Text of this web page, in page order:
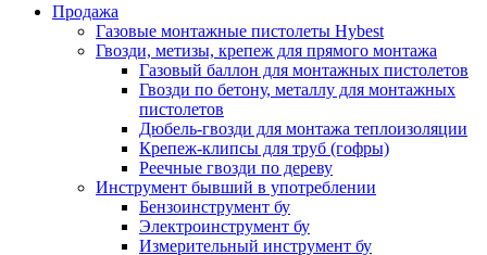
Продажа
Газовые монтажные пистолеты Hybest
Гвозди, метизы, крепеж для прямого монтажа
Газовый баллон для монтажных пистолетов
Гвозди по бетону, металлу для монтажных
пистолетов
Дюбель-гвозди для монтажа теплоизоляции
Крепеж-клипсы для труб (гофры)
Реечные гвозди по дереву
Инструмент бывший в употреблении
Бензоинструмент бу
Электроинструмент бу
Измерительный инструмент бу